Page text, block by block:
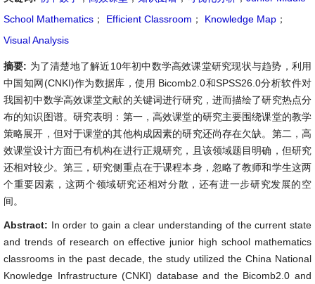
School Mathematics ； Efficient Classroom ； Knowledge Map ；
Visual Analysis
摘要: 为了清楚地了解近10年初中数学高效课堂研究现状与趋势，利用
中国知网(CNKI)作为数据库，使用 Bicomb2.0和SPSS26.0分析软件对
我国初中数学高效课堂文献的关键词进行研究，进而描绘了研究热点分
布的知识图谱。研究表明：第一，高效课堂的研究主要围绕课堂的教学
策略展开，但对于课堂的其他构成因素的研究还尚存在欠缺。第二，高
效课堂设计方面已有机构在进行正规研究，且该领域题目明确，但研究
还相对较少。第三，研究侧重点在于课程本身，忽略了教师和学生这两
个重要因素，这两个领域研究还相对分散，还有进一步研究发展的空
间。
Abstract: In order to gain a clear understanding of the current state
and trends of research on effective junior high school mathematics
classrooms in the past decade, the study utilized the China National
Knowledge Infrastructure (CNKI) database and the Bicomb2.0 and